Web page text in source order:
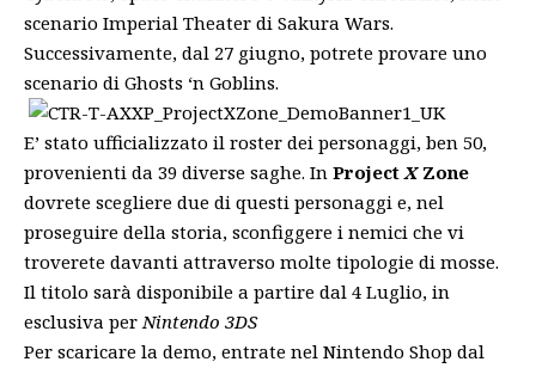
scenario Imperial Theater di Sakura Wars.
Successivamente, dal 27 giugno, potrete provare uno
scenario di Ghosts ‘n Goblins.
E’ stato ufficializzato il roster dei personaggi, ben 50,
provenienti da 39 diverse saghe. In ProjectXZone
dovrete scegliere due di questi personaggi e, nel
proseguire della storia, sconfiggere i nemici che vi
troverete davanti attraverso molte tipologie di mosse.
Il titolo sarà disponibile a partire dal 4 Luglio, in
esclusiva perNintendo 3DS
Per scaricare la demo, entrate nel Nintendo Shop dal